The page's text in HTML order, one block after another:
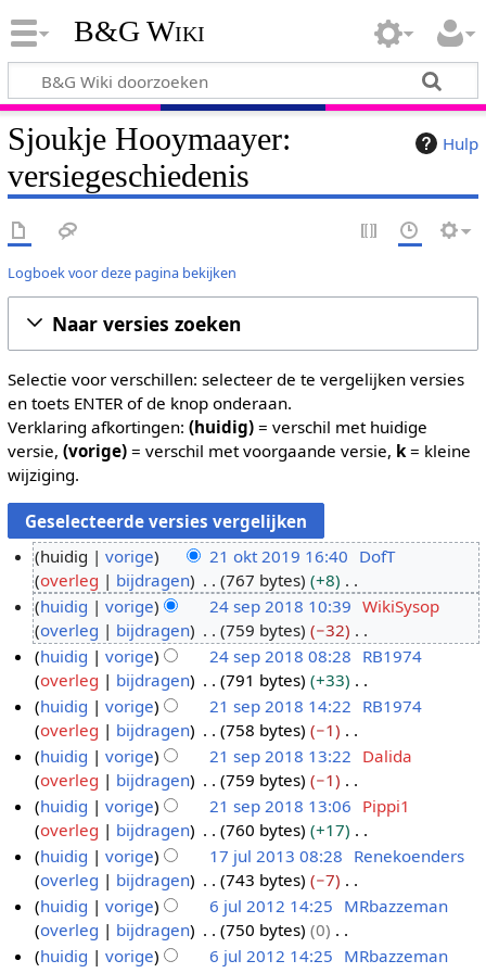
B&G Wiki
Hulp
Sjoukje Hooymaayer:
versiegeschiedenis
Logboek voor deze pagina bekijken
Naar versies zoeken
Selectie voor verschillen: selecteer de te vergelijken versies
en toets ENTER of de knop onderaan.
Verklaring afkortingen: (huidig)= verschil met huidige
versie, (vorige)= verschil met voorgaande versie, k= kleine
wijziging.
1
k
2
1
huidig vorige 21 okt 2019 16:40 DofT
overleg
bijdragen 767 bytes
+8
G
e
e
n
b
e
w
e
r
k
i
n
g
s
s
a
4
e
2
1
huidig vorige 24 sep 2018 10:39 WikiSysop
overleg
bijdragen 759 bytes
−32
G
e
e
n
b
e
w
e
r
k
i
n
g
s
huidig vorige 24 sep 2018 08:28 RB1974
overleg
bijdragen 791 bytes
+33
G
e
e
n
b
e
w
e
r
k
i
n
1
e
2
1
huidig vorige 21 sep 2018 14:22 RB1974
overleg
bijdragen 758 bytes
−1
G
e
e
n
b
e
w
e
r
k
huidig vorige 21 sep 2018 13:22 Dalida
overleg
bijdragen 759 bytes
−1
G
e
e
n
b
e
w
huidig vorige 21 sep 2018 13:06 Pippi1
overleg
bijdragen 760 bytes
+17
G
e
e
n
b
7
u
huidig vorige 17 jul 2013 08:28 Renekoenders
overleg
bijdragen 743 bytes
−7
G
e
e
huidig vorige 6 jul 2012 14:25 MRbazzeman
overleg
bijdragen 750 bytes
0
Ghuidig vorige 6 jul 2012 14:25 MRbazzeman